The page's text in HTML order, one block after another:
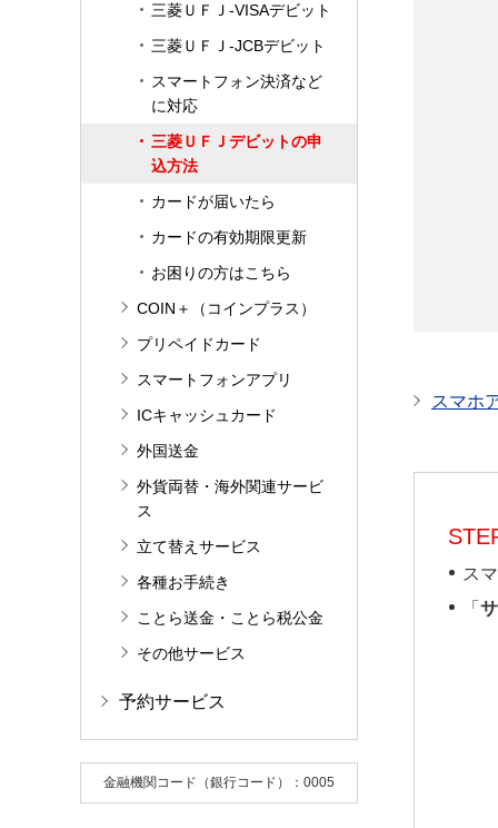
三菱ＵＦＪ-VISAデビット
三菱ＵＦＪ-JCBデビット
スマートフォン決済など
に対応
三菱ＵＦＪデビットの申
込方法
カードが届いたら
カードの有効期限更新
お困りの方はこちら
COIN＋（コインプラス）
プリペイドカード
スマートフォンアプリ
ICキャッシュカード
外国送金
外貨両替・海外関連サービ
ス
立て替えサービス
各種お手続き
ことら送金・ことら税公金
その他サービス
予約サービス
金融機関コード（銀行コード）：0005
スマホ
ス
「